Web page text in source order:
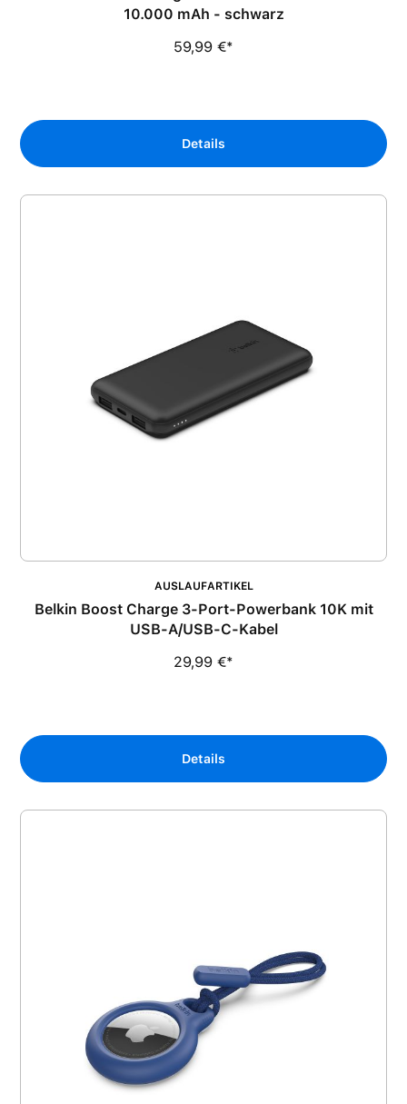
10.000 mAh - schwarz
59,99 €*
Details
AUSLAUFARTIKEL
Belkin Boost Charge 3-Port-Powerbank 10K mit
USB-A/USB-C-Kabel
29,99 €*
Details